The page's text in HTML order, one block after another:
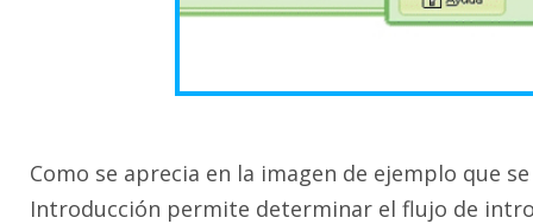
Como se aprecia en la imagen de ejemplo que
Introducción permite determinar el flujo de